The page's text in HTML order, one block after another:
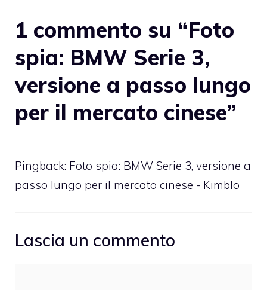
1 commento su “Foto
spia: BMW Serie 3,
versione a passo lungo
per il mercato cinese”
Pingback: Foto spia: BMW Serie 3, versione a
passo lungo per il mercato cinese - Kimblo
Lascia un commento